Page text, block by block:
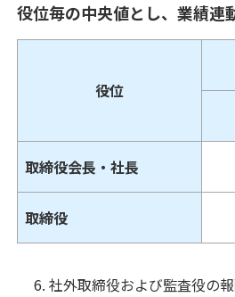
役位毎の中央値とし、業績
役位
取締役会長・社長
取締役
6. 社外取締役および監査役の